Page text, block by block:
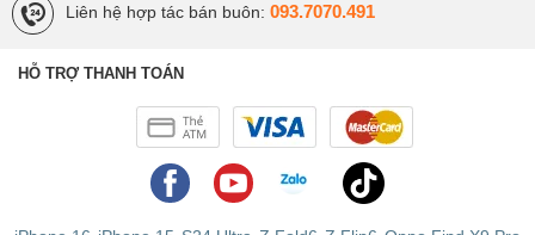
Liên hệ hợp tác bán buôn: 093.7070.491
HỖ TRỢ THANH TOÁN